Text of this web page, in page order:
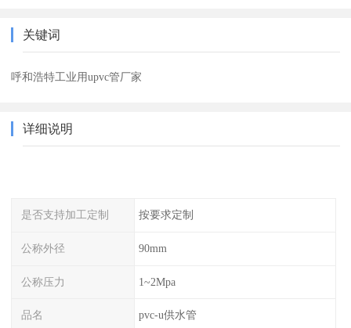
关键词
呼和浩特工业用upvc管厂家
详细说明
是否支持加工定制 按要求定制
公称外径 90mm
公称压力 1~2Mpa
品名 pvc-u供水管